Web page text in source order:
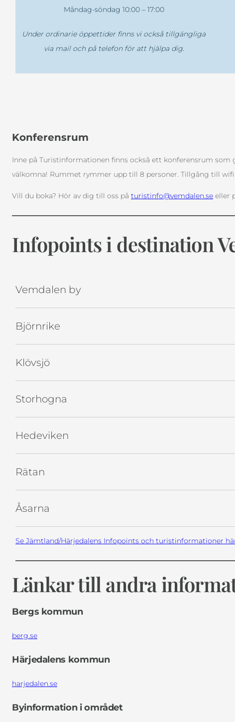
Måndag-söndag 10:00 – 17:00
Under ordinarie öppettider finns vi också tillgängliga
via mail och på telefon för att hjälpa dig.
Konferensrum
Inne på Turistinformationen finns också ett konferensrum
välkomna! Rummet rymmer upp till 8 personer. Tillgång till
Vill du boka? Hör av dig till oss på turistinfo@vemdalen.se eller
Infopoints i destination
Vemdalen by
Björnrike
Klövsjö
Storhogna
Hedeviken
Rätan
Åsarna
Se Jämtland/Härjedalens Infopoints och turistinformationer
Länkar till andra
Bergs kommun
berg.se
Härjedalens kommun
harjedalen.se
Byinformation i området